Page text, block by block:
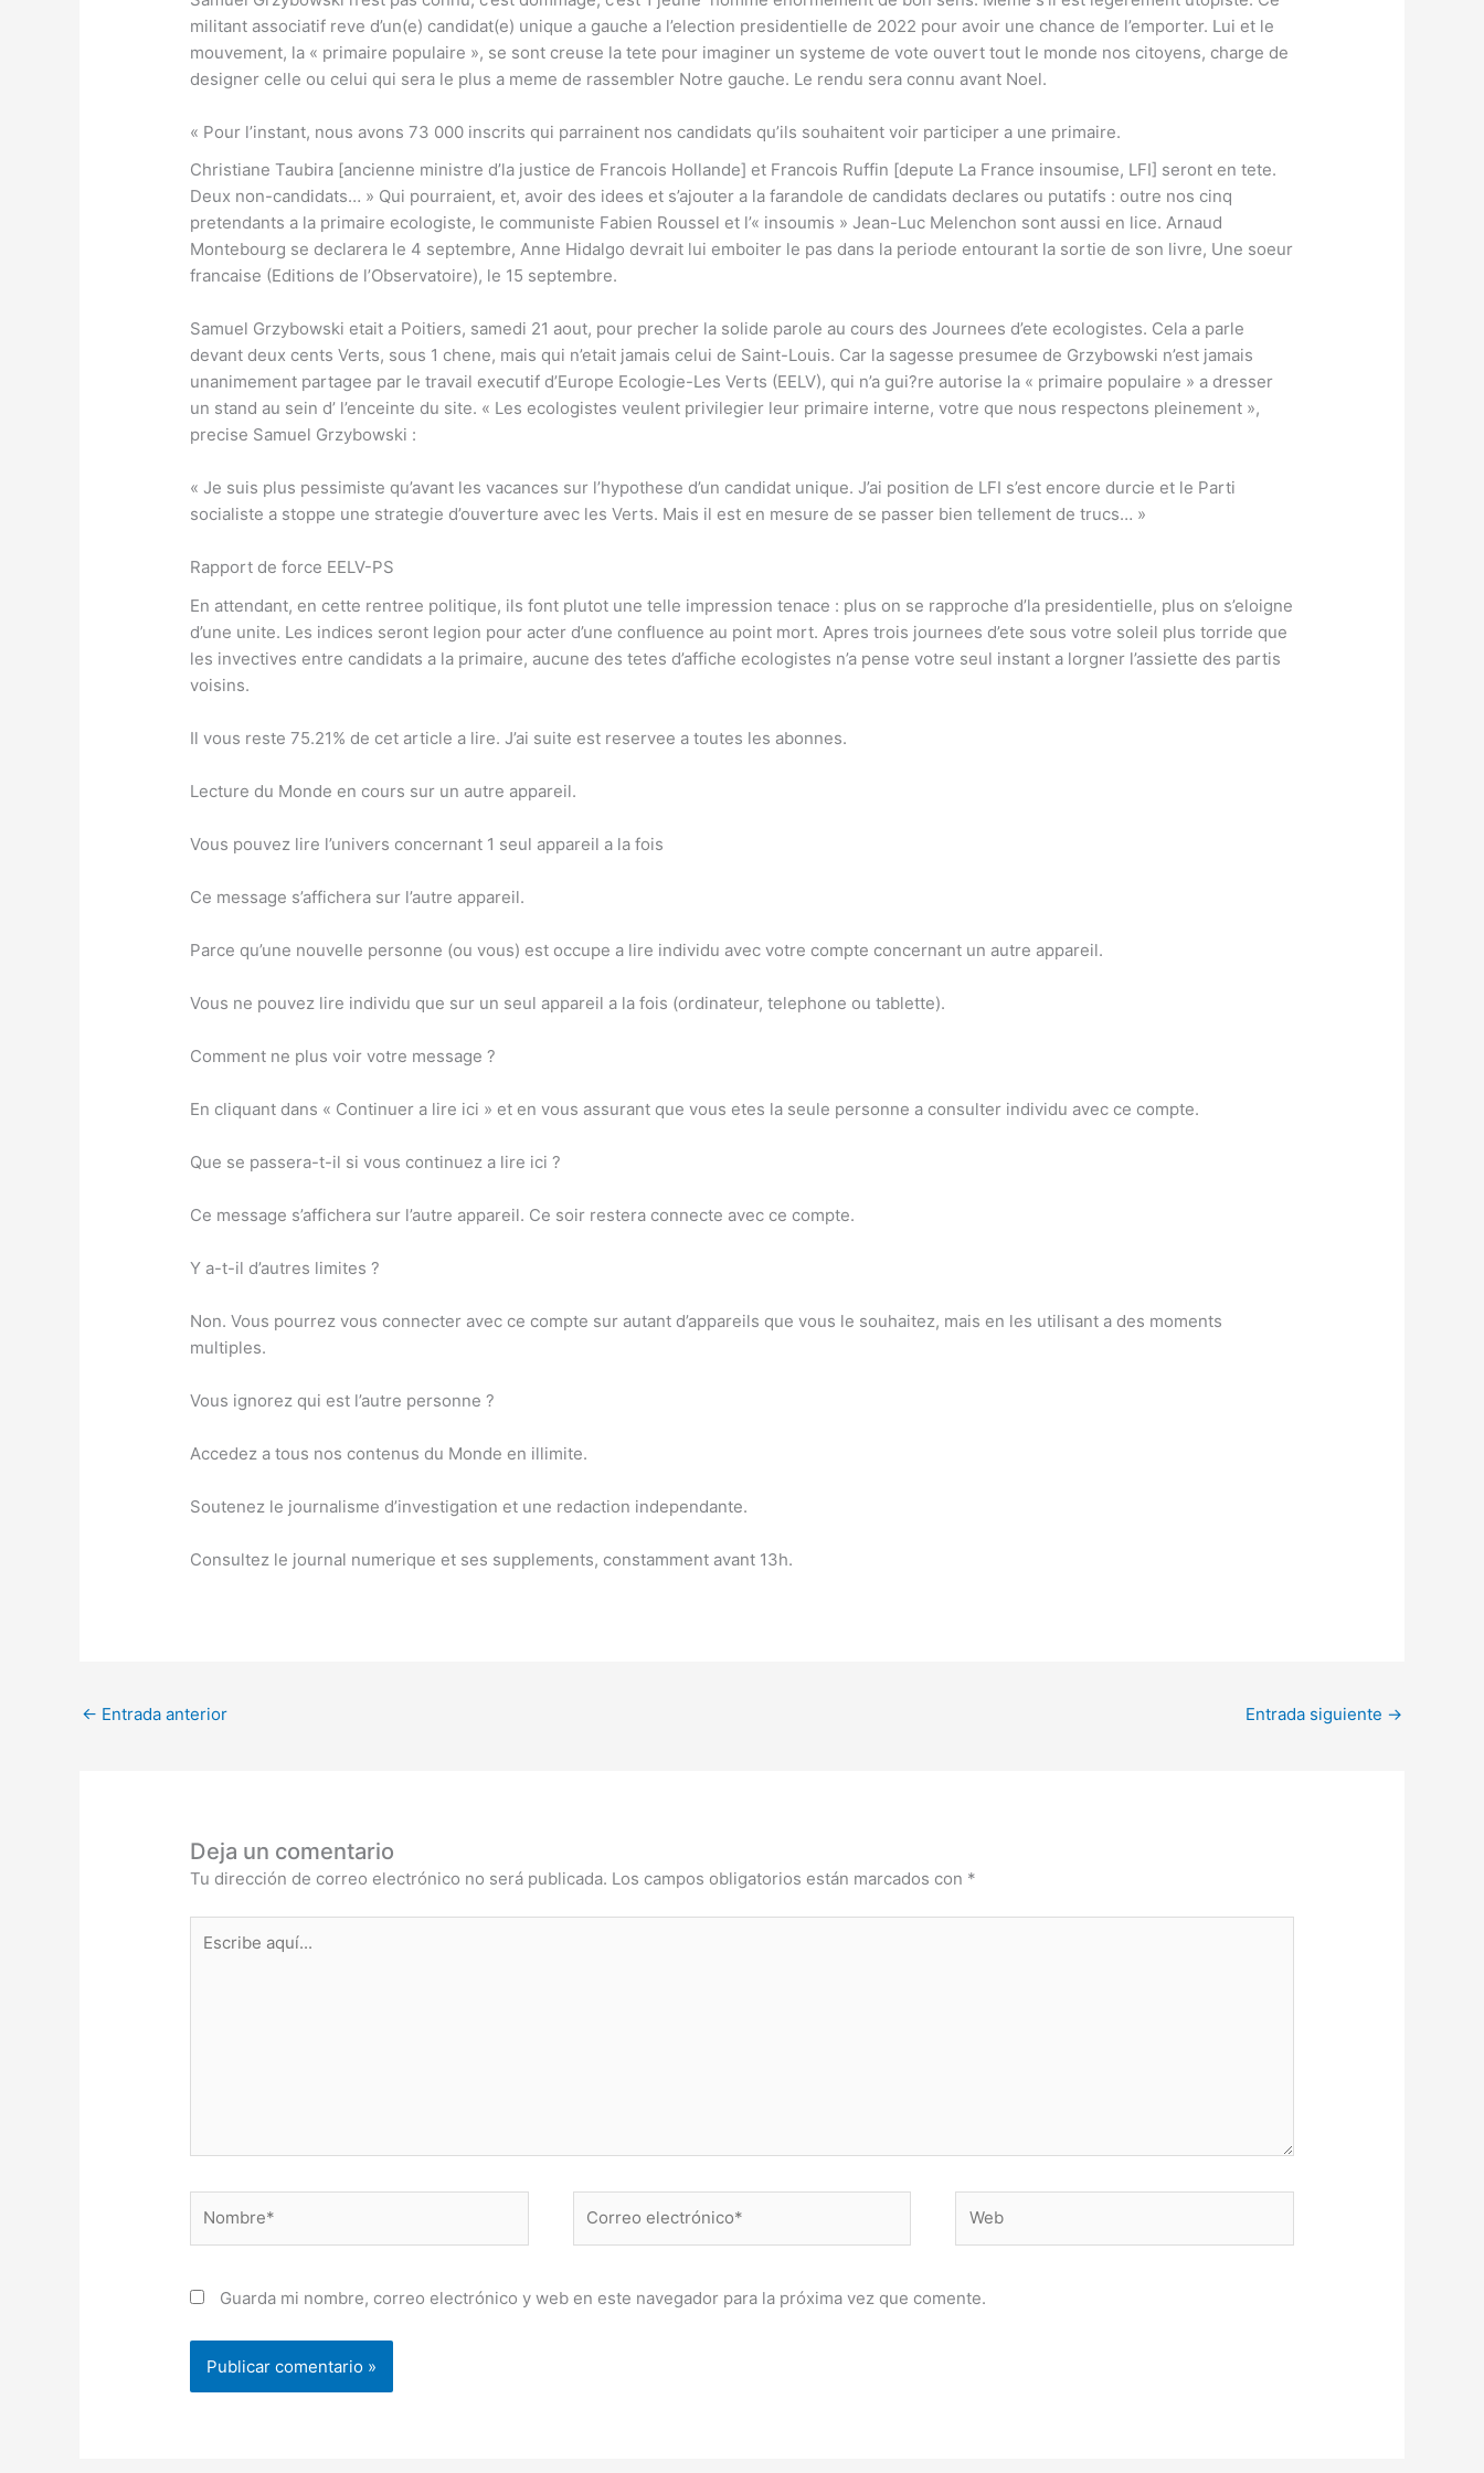
militant associatif reve d’un(e) candidat(e) unique a gauche a l’election presidentielle de 2022 pour avoir une chance de l’emporter. Lui et le
mouvement, la « primaire populaire », se sont creuse la tete pour imaginer un systeme de vote ouvert tout le monde nos citoyens, charge de
designer celle ou celui qui sera le plus a meme de rassembler Notre gauche. Le rendu sera connu avant Noel.
« Pour l’instant, nous avons 73 000 inscrits qui parrainent nos candidats qu’ils souhaitent voir participer a une primaire.
Christiane Taubira [ancienne ministre d’la justice de Francois Hollande] et Francois Ruffin [depute La France insoumise, LFI] seront en tete.
Deux non-candidats… » Qui pourraient, et, avoir des idees et s’ajouter a la farandole de candidats declares ou putatifs : outre nos cinq
pretendants a la primaire ecologiste, le communiste Fabien Roussel et l’« insoumis » Jean-Luc Melenchon sont aussi en lice. Arnaud
Montebourg se declarera le 4 septembre, Anne Hidalgo devrait lui emboiter le pas dans la periode entourant la sortie de son livre, Une soeur
francaise (Editions de l’Observatoire), le 15 septembre.
Samuel Grzybowski etait a Poitiers, samedi 21 aout, pour precher la solide parole au cours des Journees d’ete ecologistes. Cela a parle
devant deux cents Verts, sous 1 chene, mais qui n’etait jamais celui de Saint-Louis. Car la sagesse presumee de Grzybowski n’est jamais
unanimement partagee par le travail executif d’Europe Ecologie-Les Verts (EELV), qui n’a gui?re autorise la « primaire populaire » a dresser
un stand au sein d’ l’enceinte du site. « Les ecologistes veulent privilegier leur primaire interne, votre que nous respectons pleinement »,
precise Samuel Grzybowski :
« Je suis plus pessimiste qu’avant les vacances sur l’hypothese d’un candidat unique. J’ai position de LFI s’est encore durcie et le Parti
socialiste a stoppe une strategie d’ouverture avec les Verts. Mais il est en mesure de se passer bien tellement de trucs… »
Rapport de force EELV-PS
En attendant, en cette rentree politique, ils font plutot une telle impression tenace : plus on se rapproche d’la presidentielle, plus on s’eloigne
d’une unite. Les indices seront legion pour acter d’une confluence au point mort. Apres trois journees d’ete sous votre soleil plus torride que
les invectives entre candidats a la primaire, aucune des tetes d’affiche ecologistes n’a pense votre seul instant a lorgner l’assiette des partis
voisins.
Il vous reste 75.21% de cet article a lire. J’ai suite est reservee a toutes les abonnes.
Lecture du Monde en cours sur un autre appareil.
Vous pouvez lire l’univers concernant 1 seul appareil a la fois
Ce message s’affichera sur l’autre appareil.
Parce qu’une nouvelle personne (ou vous) est occupe a lire individu avec votre compte concernant un autre appareil.
Vous ne pouvez lire individu que sur un seul appareil a la fois (ordinateur, telephone ou tablette).
Comment ne plus voir votre message ?
En cliquant dans « Continuer a lire ici » et en vous assurant que vous etes la seule personne a consulter individu avec ce compte.
Que se passera-t-il si vous continuez a lire ici ?
Ce message s’affichera sur l’autre appareil. Ce soir restera connecte avec ce compte.
Y a-t-il d’autres limites ?
Non. Vous pourrez vous connecter avec ce compte sur autant d’appareils que vous le souhaitez, mais en les utilisant a des moments
multiples.
Vous ignorez qui est l’autre personne ?
Accedez a tous nos contenus du Monde en illimite.
Soutenez le journalisme d’investigation et une redaction independante.
Consultez le journal numerique et ses supplements, constamment avant 13h.
← Entrada anterior Entrada siguiente →
Deja un comentario
Tu dirección de correo electrónico no será publicada. Los campos obligatorios están marcados con *
aquí...
electrónico*
Guarda mi nombre, correo electrónico y web en este navegador para la próxima vez que comente.